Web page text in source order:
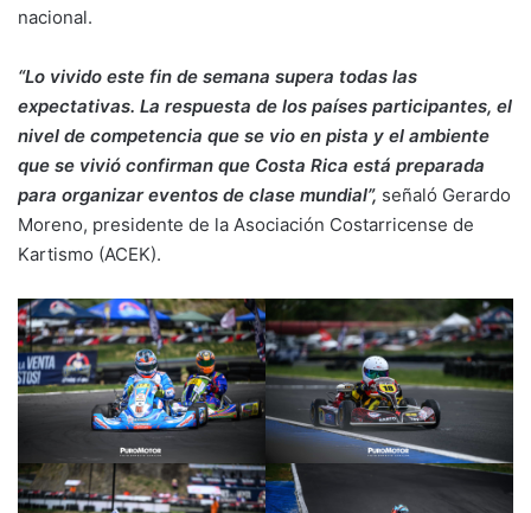
nacional.
“Lo vivido este fin de semana supera todas las
expectativas. La respuesta de los países participantes, el
nivel de competencia que se vio en pista y el ambiente
que se vivió confirman que Costa Rica está preparada
para organizar eventos de clase mundial”, señaló Gerardo
Moreno, presidente de la Asociación Costarricense de
Kartismo (ACEK).